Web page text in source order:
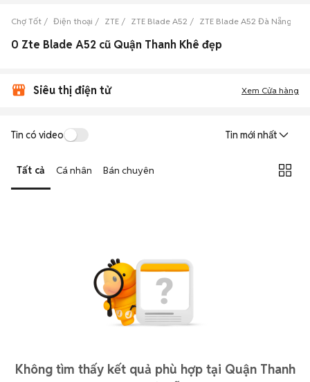
Chợ Tốt Điện thoại ZTE ZTE Blade A52 ZTE Blade A52 Đà Nẵng
0 Zte Blade A52 cũ Quận Thanh Khê đẹp
Siêu thị điện tử Xem Cửa hàng
Tin có video Tin mới nhất
Tất cả Cá nhân Bán chuyên
Không tìm thấy kết quả phù hợp tại Quận Thanh